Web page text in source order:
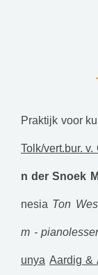
Praktijk voor
Tolk/vert.bur.
n der Snoek
nesia Ton
m -
unya Aardig &